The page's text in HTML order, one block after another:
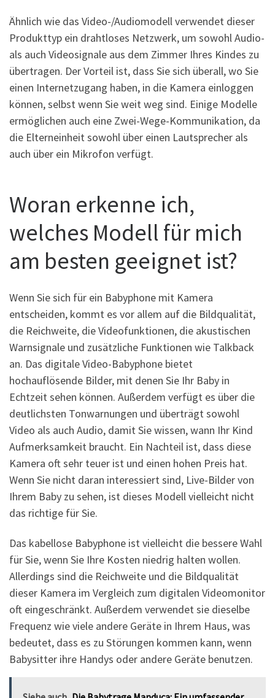
Ähnlich wie das Video-/Audiomodell verwendet dieser
Produkttyp ein drahtloses Netzwerk, um sowohl Audio-
als auch Videosignale aus dem Zimmer Ihres Kindes zu
übertragen. Der Vorteil ist, dass Sie sich überall, wo Sie
einen Internetzugang haben, in die Kamera einloggen
können, selbst wenn Sie weit weg sind. Einige Modelle
ermöglichen auch eine Zwei-Wege-Kommunikation, da
die Elterneinheit sowohl über einen Lautsprecher als
auch über ein Mikrofon verfügt.
Woran erkenne ich,
welches Modell für mich
am besten geeignet ist?
Wenn Sie sich für ein Babyphone mit Kamera
entscheiden, kommt es vor allem auf die Bildqualität,
die Reichweite, die Videofunktionen, die akustischen
Warnsignale und zusätzliche Funktionen wie Talkback
an. Das digitale Video-Babyphone bietet
hochauflösende Bilder, mit denen Sie Ihr Baby in
Echtzeit sehen können. Außerdem verfügt es über die
deutlichsten Tonwarnungen und überträgt sowohl
Video als auch Audio, damit Sie wissen, wann Ihr Kind
Aufmerksamkeit braucht. Ein Nachteil ist, dass diese
Kamera oft sehr teuer ist und einen hohen Preis hat.
Wenn Sie nicht daran interessiert sind, Live-Bilder von
Ihrem Baby zu sehen, ist dieses Modell vielleicht nicht
das richtige für Sie.
Das kabellose Babyphone ist vielleicht die bessere Wahl
für Sie, wenn Sie Ihre Kosten niedrig halten wollen.
Allerdings sind die Reichweite und die Bildqualität
dieser Kamera im Vergleich zum digitalen Videomonitor
oft eingeschränkt. Außerdem verwendet sie dieselbe
Frequenz wie viele andere Geräte in Ihrem Haus, was
bedeutet, dass es zu Störungen kommen kann, wenn
Babysitter ihre Handys oder andere Geräte benutzen.